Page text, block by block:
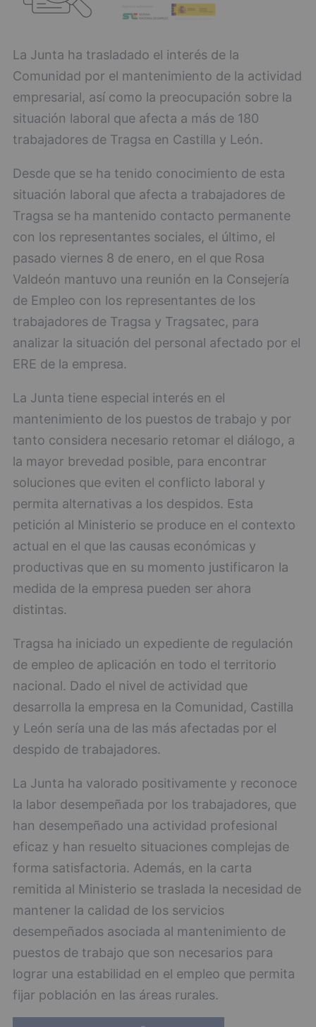
La Junta ha trasladado el interés de la
Comunidad por el mantenimiento de la actividad
empresarial, así como la preocupación sobre la
situación laboral que afecta a más de 180
trabajadores de Tragsa en Castilla y León.
Desde que se ha tenido conocimiento de esta
situación laboral que afecta a trabajadores de
Tragsa se ha mantenido contacto permanente
con los representantes sociales, el último, el
pasado viernes 8 de enero, en el que Rosa
Valdeón mantuvo una reunión en la Consejería
de Empleo con los representantes de los
trabajadores de Tragsa y Tragsatec, para
analizar la situación del personal afectado por el
ERE de la empresa.
La Junta tiene especial interés en el
mantenimiento de los puestos de trabajo y por
tanto considera necesario retomar el diálogo, a
la mayor brevedad posible, para encontrar
soluciones que eviten el conflicto laboral y
permita alternativas a los despidos. Esta
petición al Ministerio se produce en el contexto
actual en el que las causas económicas y
productivas que en su momento justificaron la
medida de la empresa pueden ser ahora
distintas.
Tragsa ha iniciado un expediente de regulación
de empleo de aplicación en todo el territorio
nacional. Dado el nivel de actividad que
desarrolla la empresa en la Comunidad, Castilla
y León sería una de las más afectadas por el
despido de trabajadores.
La Junta ha valorado positivamente y reconoce
la labor desempeñada por los trabajadores, que
han desempeñado una actividad profesional
eficaz y han resuelto situaciones complejas de
forma satisfactoria. Además, en la carta
remitida al Ministerio se traslada la necesidad de
mantener la calidad de los servicios
desempeñados asociada al mantenimiento de
puestos de trabajo que son necesarios para
lograr una estabilidad en el empleo que permita
fijar población en las áreas rurales.